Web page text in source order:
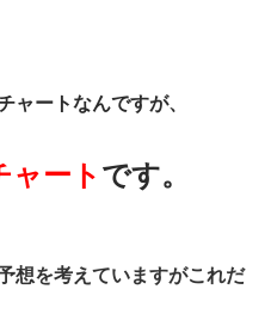
ャートなんですが、
ャート です。
想を考えていますがこれだ